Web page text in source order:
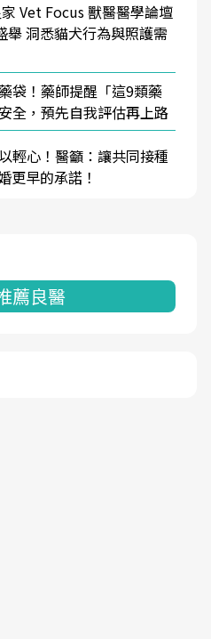
Vet Focus 獸醫醫學論壇
舉 洞悉貓犬行為與照護需
袋！藥師提醒「這9類藥
全，預先自我評估再上路
輕心！醫籲：讓共同接種
更早的承諾！
薦良醫